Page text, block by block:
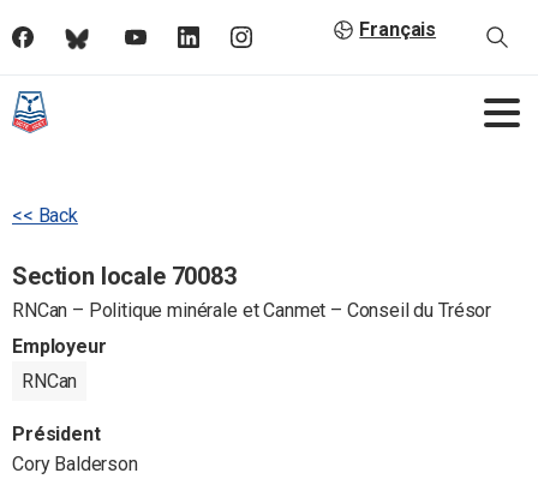
Français
<< Back
Section locale 70083
RNCan – Politique minérale et Canmet – Conseil du Trésor
Employeur
RNCan
Président
Cory Balderson